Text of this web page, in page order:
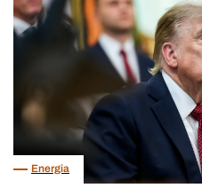
Energia